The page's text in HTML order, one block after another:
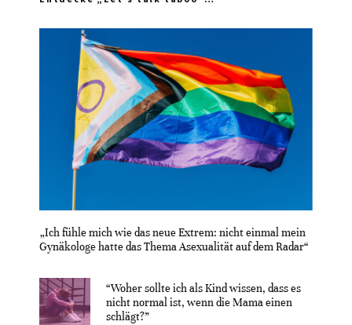
„Ich fühle mich wie das neue Extrem: nicht einmal mein
Gynäkologe hatte das Thema Asexualität auf dem Radar“
“Woher sollte ich als Kind wissen, dass es
nicht normal ist, wenn die Mama einen
schlägt?”